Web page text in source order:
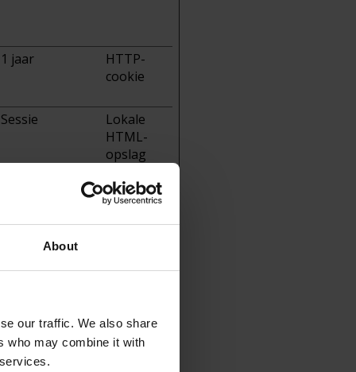
About
our traffic. We also share
who may combine it with
1 jaar
HTTP-
cookie
Sessie
Lokale
HTML-
opslag
opslag
1 dag
HTTP-